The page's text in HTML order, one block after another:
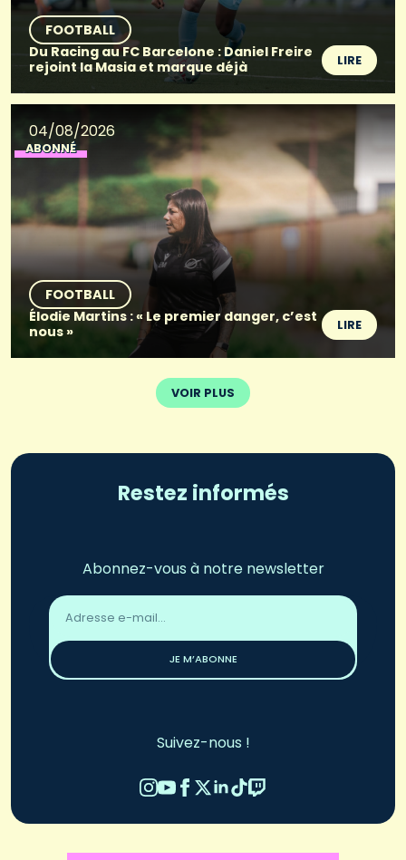
FOOTBALL
Du Racing au FC Barcelone : Daniel Freire
rejoint la Masia et marque déjà
LIRE
04/08/2026
ABONNÉ
FOOTBALL
Élodie Martins : « Le premier danger, c’est
nous »
LIRE
VOIR PLUS
Restez informés
Abonnez-vous à notre newsletter
Adresse
email
JE M’ABONNE
Suivez-nous !